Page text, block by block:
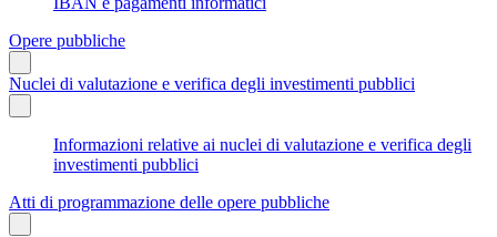
Opere pubbliche
Nuclei di valutazione e verifica degli investimenti pubblici
Informazioni relative ai nuclei di valutazione e verifica degli
investimenti pubblici
Atti di programmazione delle opere pubbliche